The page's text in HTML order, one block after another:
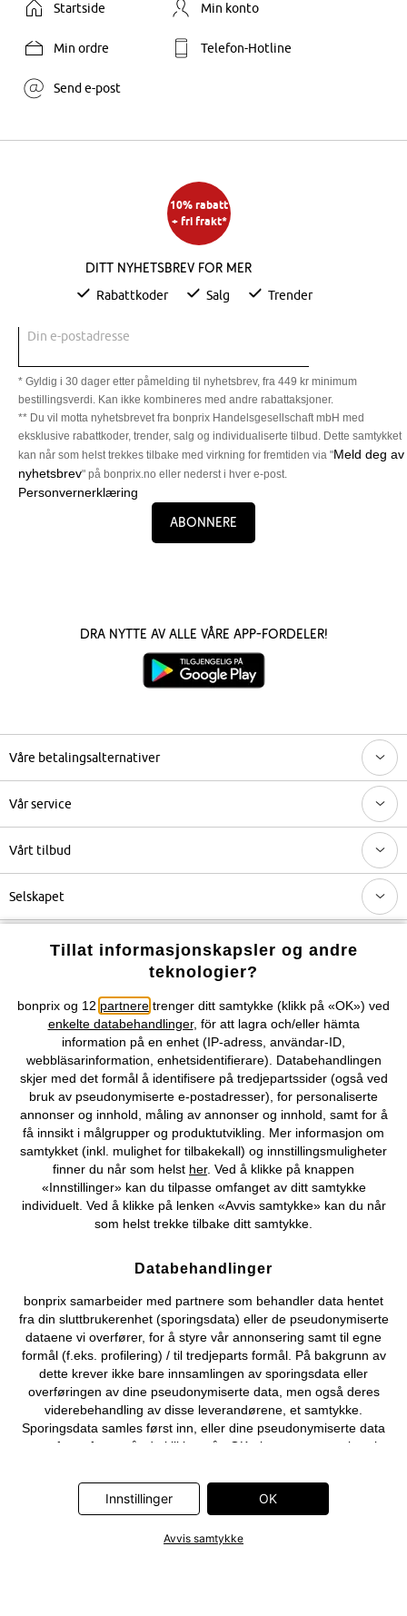
Startside Min konto
Min ordre Telefon-Hotline
Send e-post
10% rabatt
+ fri frakt*
Ditt nyhetsbrev for mer
Rabattkoder Salg Trender
Din e-postadresse
* Gyldig i 30 dager etter påmelding til nyhetsbrev, fra 449 kr minimum
bestillingsverdi. Kan ikke kombineres med andre rabattaksjoner.
** Du vil motta nyhetsbrevet fra bonprix Handelsgesellschaft mbH med
eksklusive rabattkoder, trender, salg og individualiserte tilbud. Dette samtykket
kan når som helst trekkes tilbake med virkning for fremtiden via "Meld deg av
nyhetsbrev" på bonprix.no eller nederst i hver e-post.
Personvernerklæring
Abonnere
Dra nytte av alle våre app-fordeler!
Våre betalingsalternativer
Vår service
Vårt tilbud
Selskapet
Topkategorier / Sesongvarer
Du kan også finne oss på
Kjøpsvilkår Personopplysninger Cookie-innstillinger
Om Oss Angre kjøp
©2026 bonprix.
Tillat informasjonskapsler og andre
teknologier?
bonprix og 12 partnere trenger ditt samtykke (klikk på «OK») ved
enkelte databehandlinger, för att lagra och/eller hämta
information på en enhet (IP-adress, användar-ID,
webbläsarinformation, enhetsidentifierare). Databehandlingen
skjer med det formål å identifisere på tredjepartssider (også ved
bruk av pseudonymiserte e-postadresser), for personaliserte
annonser og innhold, måling av annonser og innhold, samt for å
få innsikt i målgrupper og produktutvikling. Mer informasjon om
samtykket (inkl. mulighet for tilbakekall) og innstillingsmuligheter
finner du når som helst her. Ved å klikke på knappen
«Innstillinger» kan du tilpasse omfanget av ditt samtykke
individuelt. Ved å klikke på lenken «Avvis samtykke» kan du når
som helst trekke tilbake ditt samtykke.
Databehandlinger
bonprix samarbeider med partnere som behandler data hentet
fra din sluttbrukerenhet (sporingsdata) eller de pseudonymiserte
dataene vi overfører, for å styre vår annonsering samt til egne
formål (f.eks. profilering) / til tredjeparts formål. På bakgrunn av
dette krever ikke bare innsamlingen av sporingsdata eller
overføringen av dine pseudonymiserte data, men også deres
viderebehandling av disse leverandørene, et samtykke.
Sporingsdata samles først inn, eller dine pseudonymiserte data
overføres først, når du klikker på «OK»-knappen som vises i
Adjust GmbH, Criteo SA, Flowbox AB, Google Ireland Ltd, Hurra
Communications GmbH, ID5 Technology Ltd, Meta Platforms
Ireland Ltd, Microsoft Ireland Operations Ltd, Pinterest Europe
Ltd, RTB-House GmbH, Snap Group Ltd, TikTok Information
Innstillinger OK
Avvis samtykke